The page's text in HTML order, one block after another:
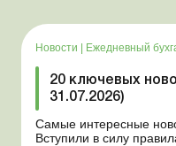
Новости | Ежедневный
20 ключевых
31.07.2026)
Самые интересные
Вступили в силу